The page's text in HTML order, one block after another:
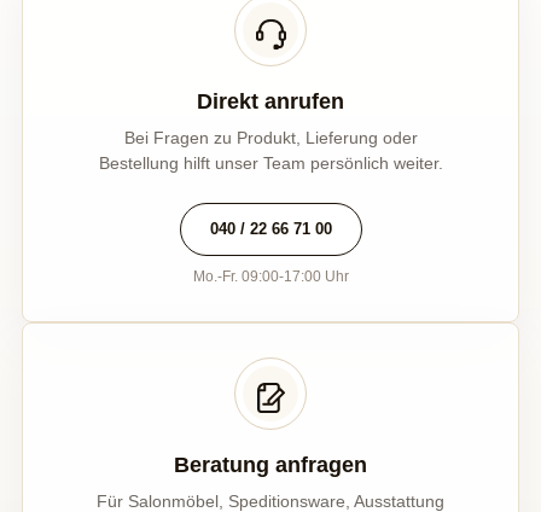
Direkt anrufen
Bei Fragen zu Produkt, Lieferung oder
Bestellung hilft unser Team persönlich weiter.
040 / 22 66 71 00
Mo.-Fr. 09:00-17:00 Uhr
Beratung anfragen
Für Salonmöbel, Speditionsware, Ausstattung